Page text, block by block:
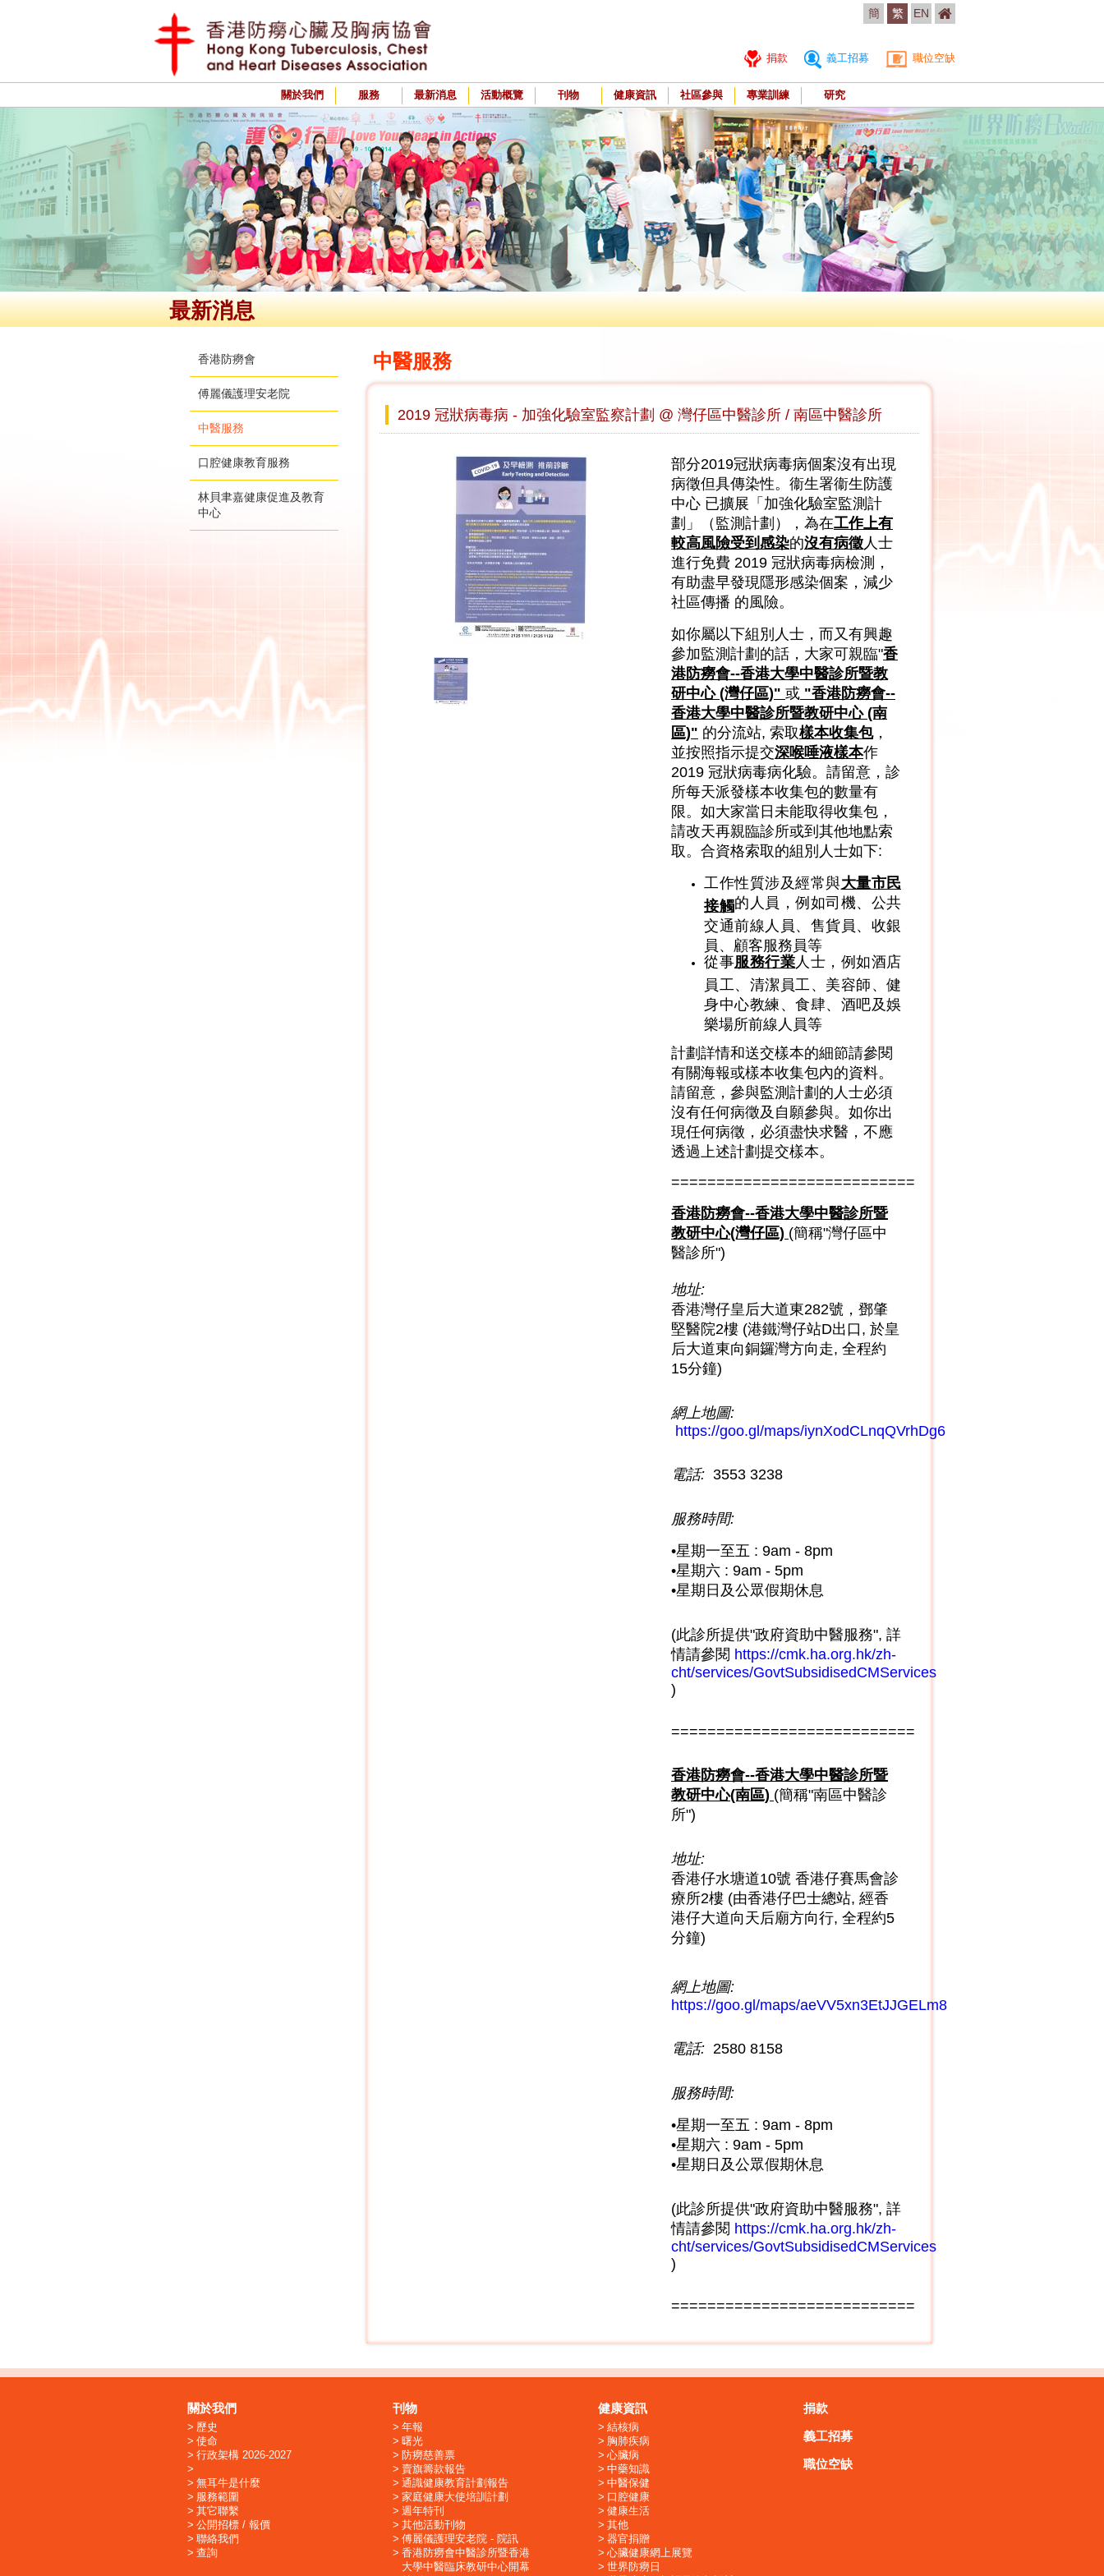
簡 繁 EN
捐款 義工招募 職位空缺
關於我們 服務 最新消息 活動概覽 刊物 健康資訊 社區參與 專業訓練 研究
最新消息
香港防癆會
傅麗儀護理安老院
中醫服務
口腔健康教育服務
林貝聿嘉健康促進及教育
中心
中醫服務
2019 冠狀病毒病 - 加強化驗室監察計劃 @ 灣仔區中醫診所 / 南區中醫診所
部分2019冠狀病毒病個案沒有出現
病徵但具傳染性。衞生署衞生防護
中心 已擴展「加強化驗室監測計
劃」（監測計劃），為在工作上有
較高風險受到感染的沒有病徵人士
進行免費 2019 冠狀病毒病檢測，
有助盡早發現隱形感染個案，減少
社區傳播 的風險。
如你屬以下組別人士，而又有興趣
參加監測計劃的話，大家可親臨"香
港防癆會--香港大學中醫診所暨教
研中心 (灣仔區)" 或 "香港防癆會--
香港大學中醫診所暨教研中心 (南
區)" 的分流站, 索取樣本收集包，
並按照指示提交深喉唾液樣本作
2019 冠狀病毒病化驗。請留意，診
所每天派發樣本收集包的數量有
限。如大家當日未能取得收集包，
請改天再親臨診所或到其他地點索
取。合資格索取的組別人士如下:
工作性質涉及經常與大量市民
接觸的人員，例如司機、公共
交通前線人員、售貨員、收銀
員、顧客服務員等
從事服務行業人士，例如酒店
員工、清潔員工、美容師、健
身中心教練、食肆、酒吧及娛
樂場所前線人員等
計劃詳情和送交樣本的細節請參閱
有關海報或樣本收集包內的資料。
請留意，參與監測計劃的人士必須
沒有任何病徵及自願參與。如你出
現任何病徵，必須盡快求醫，不應
透過上述計劃提交樣本。
===========================
香港防癆會--香港大學中醫診所暨
教研中心(灣仔區) (簡稱"灣仔區中
醫診所")
地址:
香港灣仔皇后大道東282號，鄧肇
堅醫院2樓 (港鐵灣仔站D出口, 於皇
后大道東向銅鑼灣方向走, 全程約
15分鐘)
網上地圖:
https://goo.gl/maps/iynXodCLnqQVrhDg6
電話: 3553 3238
服務時間:
•星期一至五 : 9am - 8pm
•星期六 : 9am - 5pm
•星期日及公眾假期休息
(此診所提供"政府資助中醫服務", 詳
情請參閱 https://cmk.ha.org.hk/zh-
cht/services/GovtSubsidisedCMServices
)
===========================
香港防癆會--香港大學中醫診所暨
教研中心(南區) (簡稱"南區中醫診
所")
地址:
香港仔水塘道10號 香港仔賽馬會診
療所2樓 (由香港仔巴士總站, 經香
港仔大道向天后廟方向行, 全程約5
分鐘)
網上地圖:
https://goo.gl/maps/aeVV5xn3EtJJGELm8
電話: 2580 8158
服務時間:
•星期一至五 : 9am - 8pm
•星期六 : 9am - 5pm
•星期日及公眾假期休息
(此診所提供"政府資助中醫服務", 詳
情請參閱 https://cmk.ha.org.hk/zh-
cht/services/GovtSubsidisedCMServices
)
===========================
關於我們
歷史
使命
行政架構 2026-2027
無耳牛是什麼
服務範圍
其它聯繫
公開招標 / 報價
聯絡我們
查詢
刊物
年報
曙光
防癆慈善票
賣旗籌款報告
通識健康教育計劃報告
家庭健康大使培訓計劃
週年特刊
其他活動刊物
傅麗儀護理安老院 - 院訊
香港防癆會中醫診所暨香港
大學中醫臨床教研中心開幕
健康資訊
結核病
胸肺疾病
心臟病
中藥知識
中醫保健
口腔健康
健康生活
其他
器官捐贈
心臟健康網上展覽
世界防癆日
捐款
義工招募
職位空缺